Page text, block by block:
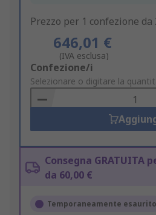
Prezzo per 1 confezione
646,01 €
(IVA esclusa)
Add
to
Basket
Confezione/i
Selezionare o digitare la
Consegna GRATUITA
da 60,00 €
Temporaneamente esaurito